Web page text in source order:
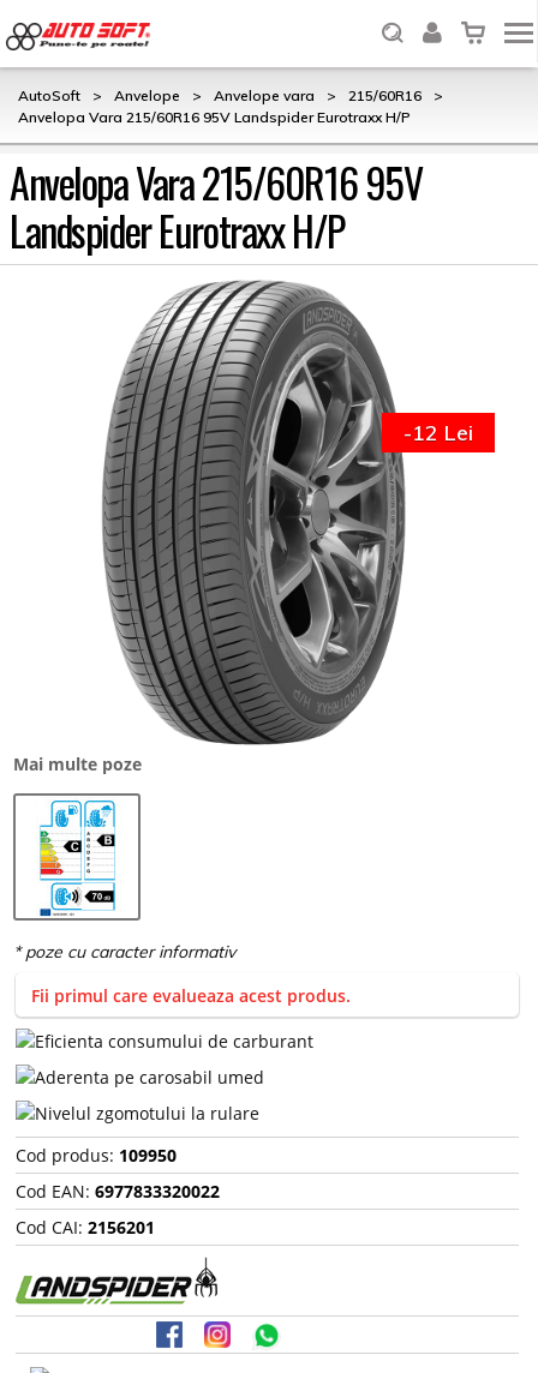
AutoSoft > Anvelope > Anvelope vara > 215/60R16
>
Anvelopa Vara 215/60R16 95V Landspider Eurotraxx H/P
Anvelopa Vara 215/60R16 95V
Landspider Eurotraxx H/P
Mai multe poze
-12 Lei
Fii primul care evalueaza acest produs.
Cod produs: 109950
Cod EAN: 6977833320022
Cod CAI: 2156201